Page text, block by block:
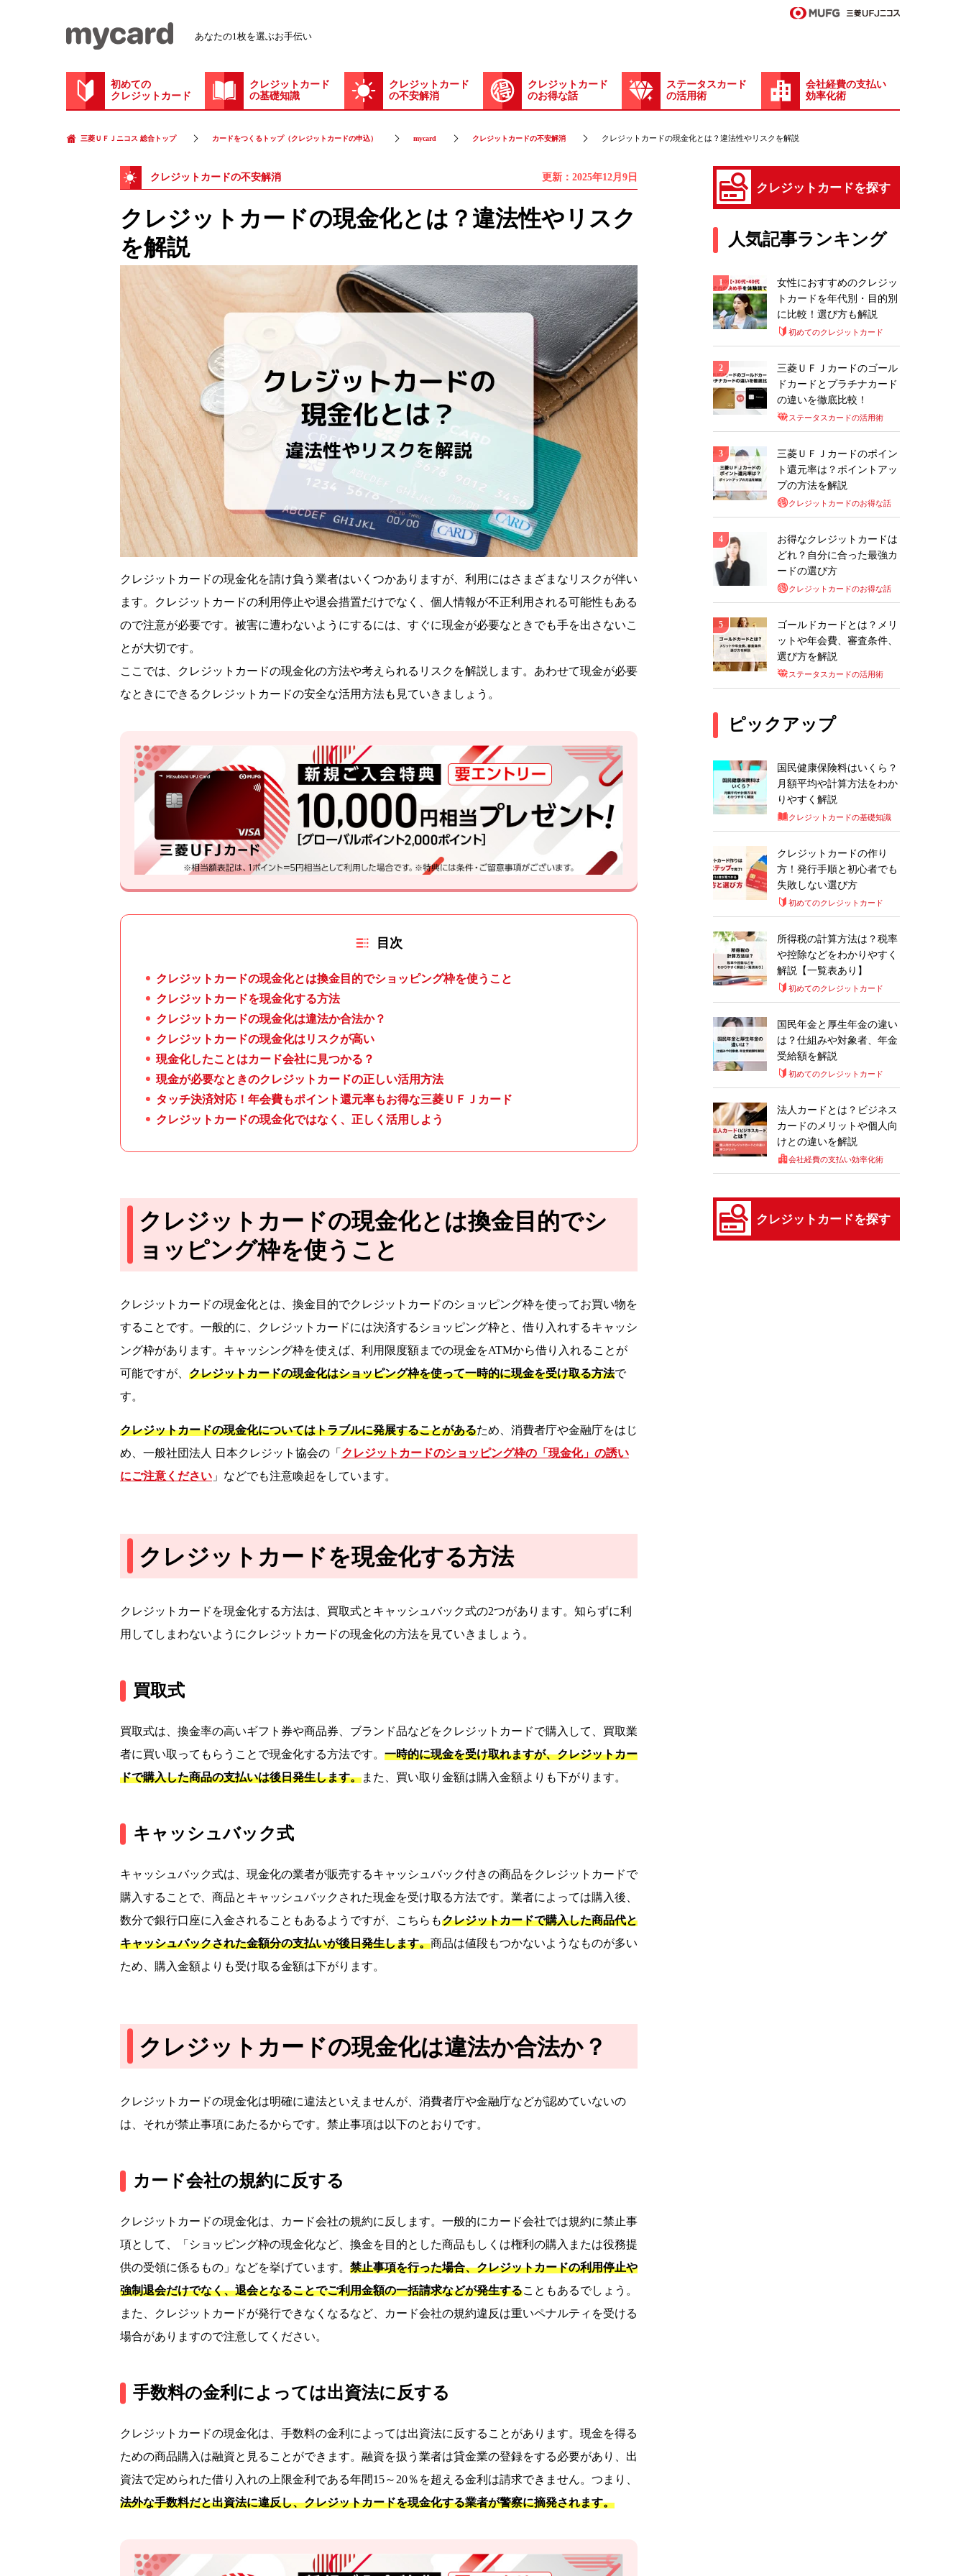
あなたの1枚を選ぶお手伝い
初めての
クレジットカード
クレジットカード
の基礎知識
クレジットカード
の不安解消
クレジットカード
のお得な話
ステータスカード
の活用術
会社経費の支払い
効率化術
三菱ＵＦＪニコス 総合トップ カードをつくるトップ（クレジットカードの申込） mycard クレジットカードの不安解消 クレジットカードの現金化とは？違法性やリスクを解説
クレジットカードの不安解消 更新：2025年12月9日
クレジットカードの現金化とは？違法性やリスク
を解説
クレジットカードの現金化を請け負う業者はいくつかありますが、利用にはさまざまなリスクが伴い
ます。クレジットカードの利用停止や退会措置だけでなく、個人情報が不正利用される可能性もある
ので注意が必要です。被害に遭わないようにするには、すぐに現金が必要なときでも手を出さないこ
とが大切です。
ここでは、クレジットカードの現金化の方法や考えられるリスクを解説します。あわせて現金が必要
なときにできるクレジットカードの安全な活用方法も見ていきましょう。
目次
クレジットカードの現金化とは換金目的でショッピング枠を使うこと
クレジットカードを現金化する方法
クレジットカードの現金化は違法か合法か？
クレジットカードの現金化はリスクが高い
現金化したことはカード会社に見つかる？
現金が必要なときのクレジットカードの正しい活用方法
タッチ決済対応！年会費もポイント還元率もお得な三菱ＵＦＪカード
クレジットカードの現金化ではなく、正しく活用しよう
クレジットカードの現金化とは換金目的でシ
ョッピング枠を使うこと
クレジットカードの現金化とは、換金目的でクレジットカードのショッピング枠を使ってお買い物を
することです。一般的に、クレジットカードには決済するショッピング枠と、借り入れするキャッシ
ング枠があります。キャッシング枠を使えば、利用限度額までの現金をATMから借り入れることが
可能ですが、 クレジットカードの現金化はショッピング枠を使って一時的に現金を受け取る方法で
す。
クレジットカードの現金化についてはトラブルに発展することがあるため、消費者庁や金融庁をはじ
め、一般社団法人 日本クレジット協会の「 クレジットカードのショッピング枠の「現金化」の誘い
にご注意ください 」などでも注意喚起をしています。
クレジットカードを現金化する方法
クレジットカードを現金化する方法は、買取式とキャッシュバック式の2つがあります。知らずに利
用してしまわないようにクレジットカードの現金化の方法を見ていきましょう。
買取式
買取式は、換金率の高いギフト券や商品券、ブランド品などをクレジットカードで購入して、買取業
者に買い取ってもらうことで現金化する方法です。 一時的に現金を受け取れますが、クレジットカー
ドで購入した商品の支払いは後日発生します。また、買い取り金額は購入金額よりも下がります。
キャッシュバック式
キャッシュバック式は、現金化の業者が販売するキャッシュバック付きの商品をクレジットカードで
購入することで、商品とキャッシュバックされた現金を受け取る方法です。業者によっては購入後、
数分で銀行口座に入金されることもあるようですが、こちらもクレジットカードで購入した商品代と
キャッシュバックされた金額分の支払いが後日発生します。商品は値段もつかないようなものが多い
ため、購入金額よりも受け取る金額は下がります。
クレジットカードの現金化は違法か合法か？
クレジットカードの現金化は明確に違法といえませんが、消費者庁や金融庁などが認めていないの
は、それが禁止事項にあたるからです。禁止事項は以下のとおりです。
カード会社の規約に反する
クレジットカードの現金化は、カード会社の規約に反します。一般的にカード会社では規約に禁止事
項として、「ショッピング枠の現金化など、換金を目的とした商品もしくは権利の購入または役務提
供の受領に係るもの」などを挙げています。 禁止事項を行った場合、クレジットカードの利用停止や
強制退会だけでなく、退会となることでご利用金額の一括請求などが発生することもあるでしょう。
また、クレジットカードが発行できなくなるなど、カード会社の規約違反は重いペナルティを受ける
場合がありますので注意してください。
手数料の金利によっては出資法に反する
クレジットカードの現金化は、手数料の金利によっては出資法に反することがあります。現金を得る
ための商品購入は融資と見ることができます。融資を扱う業者は貸金業の登録をする必要があり、出
資法で定められた借り入れの上限金利である年間15～20％を超える金利は請求できません。つまり、
法外な手数料だと出資法に違反し、クレジットカードを現金化する業者が警察に摘発されます。
クレジットカードを探す
人気記事ランキング
女性におすすめのクレジッ
トカードを年代別・目的別
に比較！選び方も解説
初めてのクレジットカード
三菱ＵＦＪカードのゴール
ドカードとプラチナカード
の違いを徹底比較！
ステータスカードの活用術
三菱ＵＦＪカードのポイン
ト還元率は？ポイントアッ
プの方法を解説
クレジットカードのお得な話
お得なクレジットカードは
どれ？自分に合った最強カ
ードの選び方
クレジットカードのお得な話
ゴールドカードとは？メリ
ットや年会費、審査条件、
選び方を解説
ステータスカードの活用術
ピックアップ
国民健康保険料はいくら？
月額平均や計算方法をわか
りやすく解説
クレジットカードの基礎知識
クレジットカードの作り
方！発行手順と初心者でも
失敗しない選び方
初めてのクレジットカード
所得税の計算方法は？税率
や控除などをわかりやすく
解説【一覧表あり】
初めてのクレジットカード
国民年金と厚生年金の違い
は？仕組みや対象者、年金
受給額を解説
初めてのクレジットカード
法人カードとは？ビジネス
カードのメリットや個人向
けとの違いを解説
会社経費の支払い効率化術
クレジットカードを探す